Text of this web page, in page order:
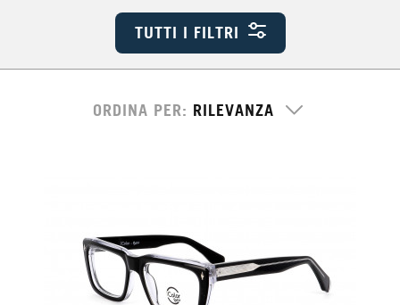
TUTTI I FILTRI
ORDINA PER